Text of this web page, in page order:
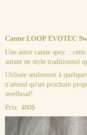
Canne LOOP EVOTEC
Une autre canne spey...
autant en style traditionnel
Utilisée seulement à
n'attend qu'un prochain
steelhead!
Prix: 480$